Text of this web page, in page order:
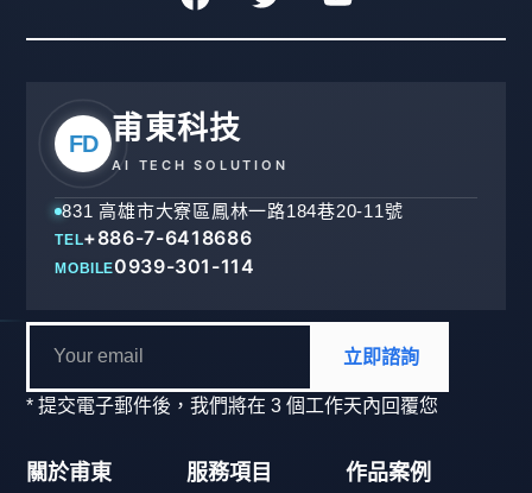
FD 甫東科技
AI TECH SOLUTION
831 高雄市大寮區鳳林一路184巷20-11號
TEL+886-7-6418686
MOBILE0939-301-114
立即諮詢
* 提交電子郵件後，我們將在 3 個工作天內回覆您
關於甫東 服務項目 作品案例